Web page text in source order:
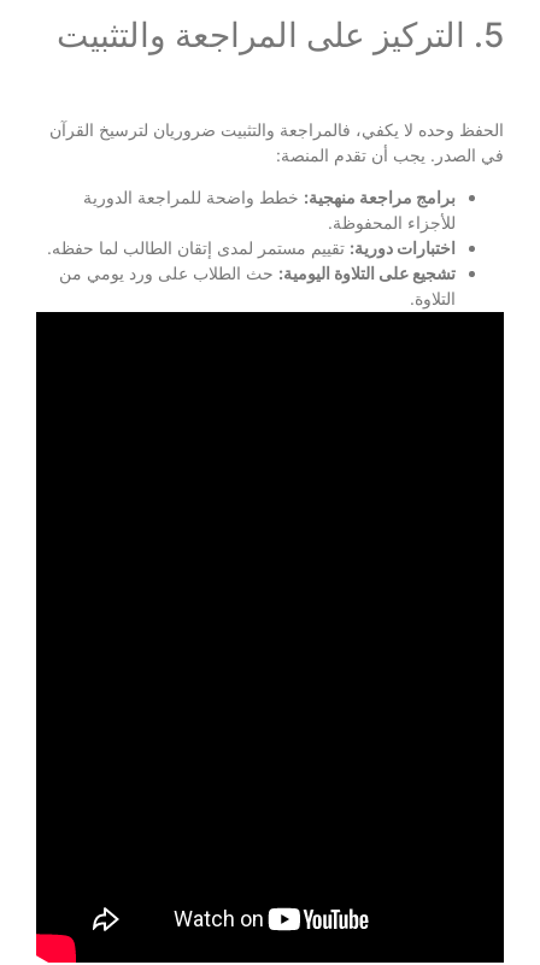
5. التركيز على المراجعة والتثبيت
الحفظ وحده لا يكفي، فالمراجعة والتثبيت ضروريان لترسيخ القرآن
في الصدر. يجب أن تقدم المنصة:
برامج مراجعة منهجية: خطط واضحة للمراجعة الدورية
للأجزاء المحفوظة.
اختبارات دورية: تقييم مستمر لمدى إتقان الطالب لما حفظه.
تشجيع على التلاوة اليومية: حث الطلاب على ورد يومي من
التلاوة.